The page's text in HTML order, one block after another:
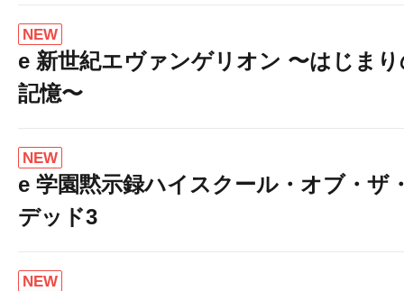
NEW
e 新世紀エヴァンゲリオン 〜はじま
記憶〜
NEW
e 学園黙示録ハイスクール・オブ・ザ
デッド3
NEW